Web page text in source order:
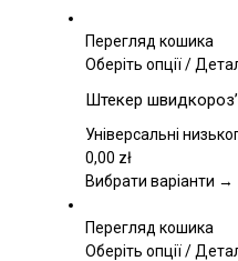
Перегляд кошика
Оберіть опції Цей
має
кілька
вибрати
на
/
Штекер
Універсальні
0,00 zł
Вибрати варіанти →
Перегляд кошика
Оберіть опції Цей
/